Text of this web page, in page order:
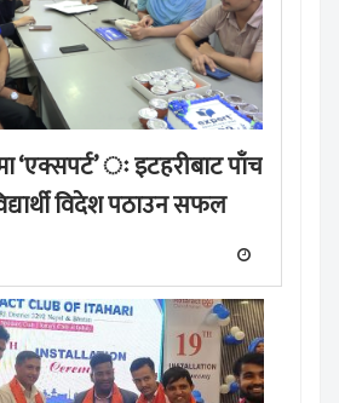
‘एक्सपर्ट’ ः इटहरीबाट पाँच
विदेश पठाउन सफल